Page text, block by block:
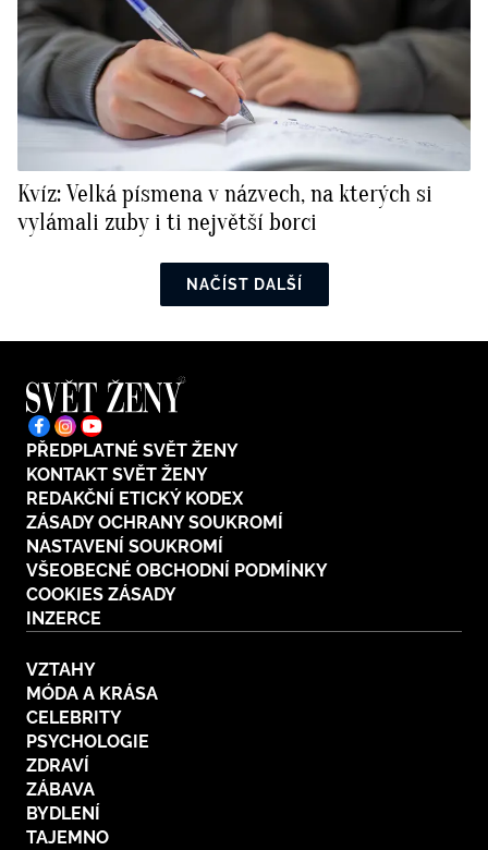
Kvíz: Velká písmena v názvech, na kterých si
vylámali zuby i ti největší borci
NAČÍST DALŠÍ
PŘEDPLATNÉ SVĚT ŽENY
KONTAKT SVĚT ŽENY
REDAKČNÍ ETICKÝ KODEX
ZÁSADY OCHRANY SOUKROMÍ
NASTAVENÍ SOUKROMÍ
VŠEOBECNÉ OBCHODNÍ PODMÍNKY
COOKIES ZÁSADY
INZERCE
VZTAHY
MÓDA A KRÁSA
CELEBRITY
PSYCHOLOGIE
ZDRAVÍ
ZÁBAVA
BYDLENÍ
TAJEMNO